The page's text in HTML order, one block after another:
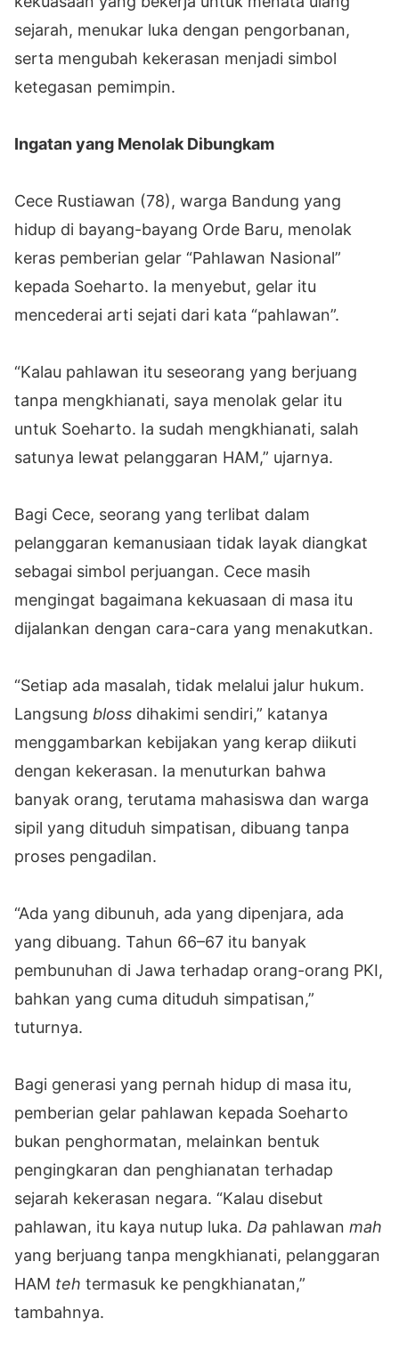
sejarah, menukar luka dengan pengorbanan,
serta mengubah kekerasan menjadi simbol
ketegasan pemimpin.
Ingatan yang Menolak Dibungkam
Cece Rustiawan (78), warga Bandung yang
hidup di bayang-bayang Orde Baru, menolak
keras pemberian gelar “Pahlawan Nasional”
kepada Soeharto. Ia menyebut, gelar itu
mencederai arti sejati dari kata “pahlawan”.
“Kalau pahlawan itu seseorang yang berjuang
tanpa mengkhianati, saya menolak gelar itu
untuk Soeharto. Ia sudah mengkhianati, salah
satunya lewat pelanggaran HAM,” ujarnya.
Bagi Cece, seorang yang terlibat dalam
pelanggaran kemanusiaan tidak layak diangkat
sebagai simbol perjuangan. Cece masih
mengingat bagaimana kekuasaan di masa itu
dijalankan dengan cara-cara yang menakutkan.
“Setiap ada masalah, tidak melalui jalur hukum.
Langsung bloss dihakimi sendiri,” katanya
menggambarkan kebijakan yang kerap diikuti
dengan kekerasan. Ia menuturkan bahwa
banyak orang, terutama mahasiswa dan warga
sipil yang dituduh simpatisan, dibuang tanpa
proses pengadilan.
“Ada yang dibunuh, ada yang dipenjara, ada
yang dibuang. Tahun 66–67 itu banyak
pembunuhan di Jawa terhadap orang-orang PKI,
bahkan yang cuma dituduh simpatisan,”
tuturnya.
Bagi generasi yang pernah hidup di masa itu,
pemberian gelar pahlawan kepada Soeharto
bukan penghormatan, melainkan bentuk
pengingkaran dan penghianatan terhadap
sejarah kekerasan negara. “Kalau disebut
pahlawan, itu kaya nutup luka. Da pahlawan mah
yang berjuang tanpa mengkhianati, pelanggaran
HAM teh termasuk ke pengkhianatan,”
tambahnya.